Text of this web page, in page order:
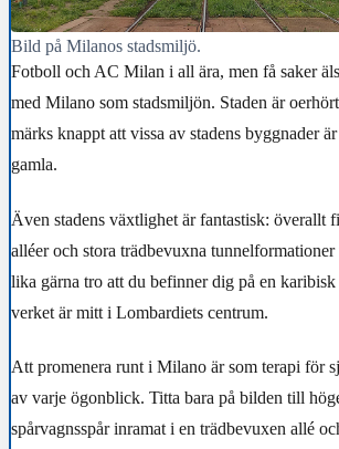
Bild på Milanos stadsmiljö.
Fotboll och AC Milan i all ära, men få saker
med Milano som stadsmiljön. Staden är
märks knappt att vissa av stadens byggnader
gamla.
Även stadens växtlighet är fantastisk: överallt
alléer och stora trädbevuxna
lika gärna tro att du befinner dig på en
verket är mitt i Lombardiets centrum.
Att promenera runt i Milano är som terapi för
av varje ögonblick. Titta bara på bilden till
spårvagnsspår inramat i en trädbevuxen allé